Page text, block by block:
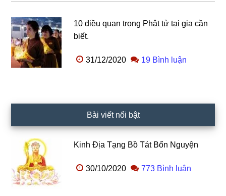
10 điều quan trọng Phật tử tại gia cần
biết.
31/12/2020 19 Bình luận
Bài viết nổi bật
Kinh Địa Tạng Bồ Tát Bổn Nguyện
30/10/2020 773 Bình luận